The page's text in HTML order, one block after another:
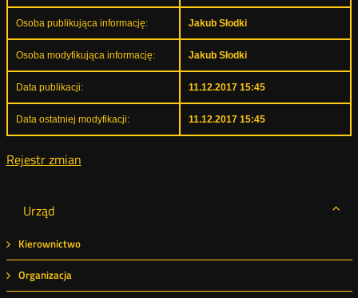
Urząd
Kierownictwo
Organizacja
Osoba publikująca informację: Jakub Słodki
Osoba modyfikująca informację: Jakub Słodki
Data publikacji: 11.12.2017 15:45
Data ostatniej modyfikacji: 11.12.2017 15:45
Rejestr zmian